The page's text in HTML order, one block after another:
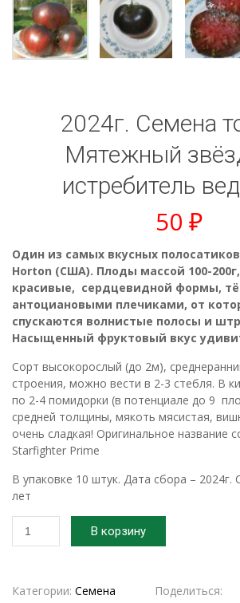
2024г. Семена
Мятежный
истребитель
50 ₽
Один из самых вкусных
Horton (США). Плоды массой 100-
красивые, сердцевидной формы,
антоциановыми плечиками, от
спускаются волнистые полосы и
Насыщенный фруктовый вкус
Сорт высокорослый (до 2м),
строения, можно вести в 2-3 стебля. В
по 2-4 помидорки (в потенциале до 9
средней толщины, мякоть мясистая,
очень сладкая! Оригинальное название
Starfighter Prime
В упаковке 10 штук. Дата сбора – 2024г.
лет
Количество
товара
томата
В корзину
Категории: Семена
Поделиться: